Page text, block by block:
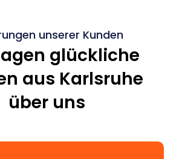
unserer Kunden
glückliche
aus Karlsruhe
über uns